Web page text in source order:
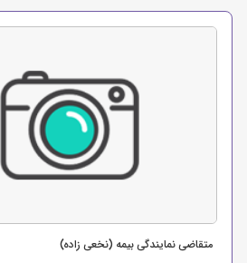
متقاضی نمایندگی بیمه (نخعی زاده)